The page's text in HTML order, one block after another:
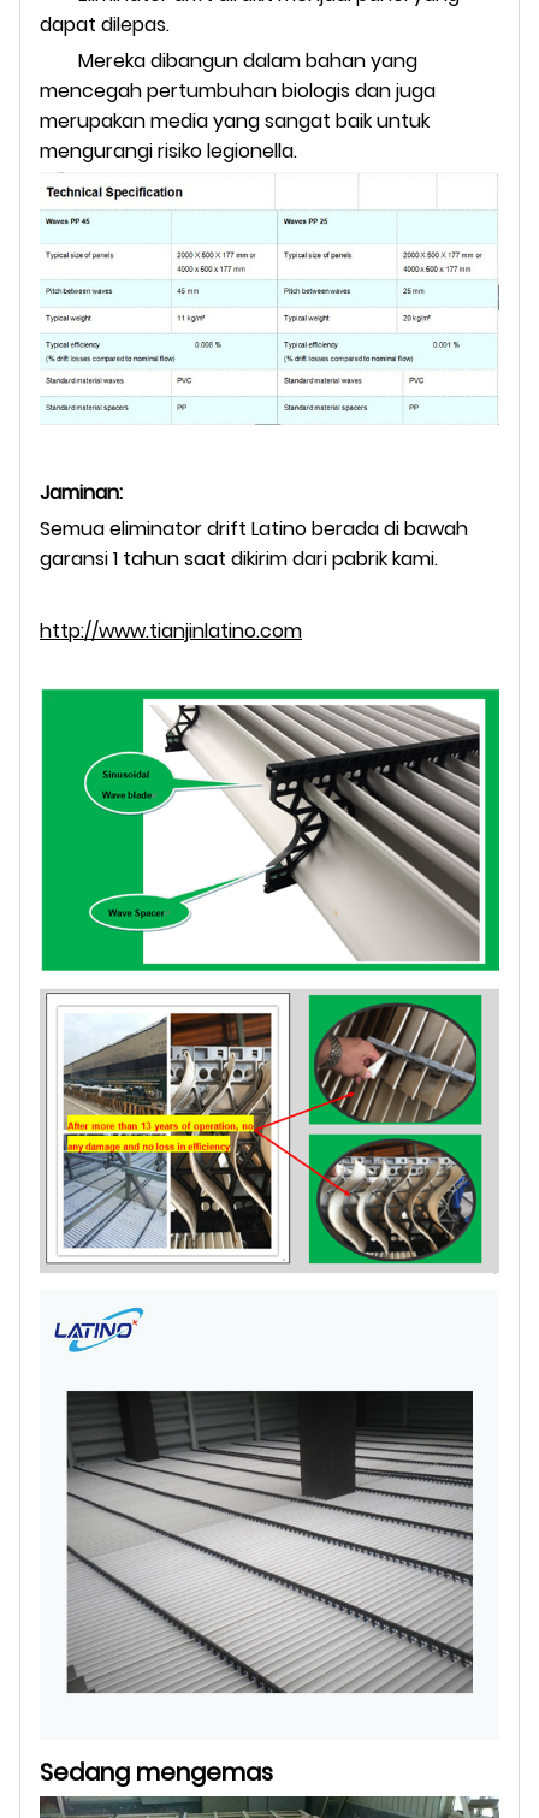
dapat dilepas.
Mereka dibangun dalam bahan yang
mencegah pertumbuhan biologis dan juga
merupakan media yang sangat baik untuk
mengurangi risiko legionella.
Jaminan:
Semua eliminator drift Latino berada di bawah
garansi 1 tahun saat dikirim dari pabrik kami.
http://www.tianjinlatino.com
Sedang mengemas